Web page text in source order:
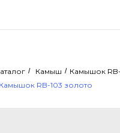
/ Камыш / Камышок
Камышок RB-103 золото